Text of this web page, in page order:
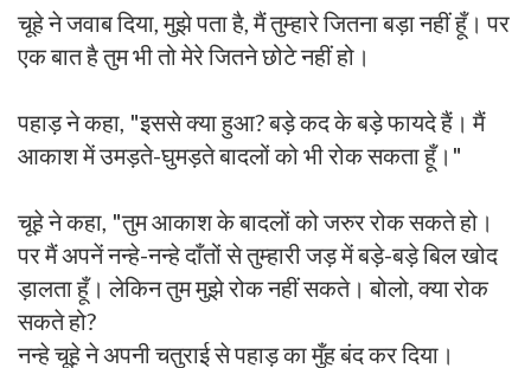
चूहे ने जवाब दिया, मुझे पता है, मैं तुम्हारे जितना बड़ा नहीं हूँ। पर
एक बात है तुम भी तो मेरे जितने छोटे नहीं हो।
पहाड़ ने कहा, "इससे क्या हुआ? बड़े कद के बड़े फायदे हैं। मैं
आकाश में उमड़ते-घुमड़ते बादलों को भी रोक सकता हूँ।"
चूहे़ ने कहा, "तुम आकाश के बादलों को जरुर रोक सकते हो।
पर मैं अपनें नन्हे-नन्हे दाँतों से तुम्हारी जड़ में बड़े-बड़े बिल खोद
ड़ालता हूँ। लेकिन तुम मुझे रोक नहीं सकते। बोलो, क्या रोक
सकते हो?
नन्हे चूहे़ ने अपनी चतुराई से पहाड़ का मुँह बंद कर दिया।